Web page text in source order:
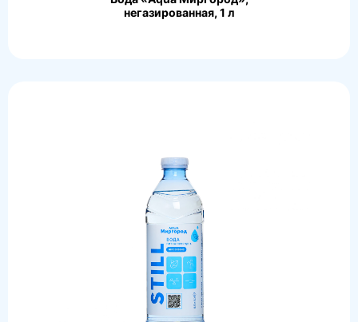
негазированная, 1 л